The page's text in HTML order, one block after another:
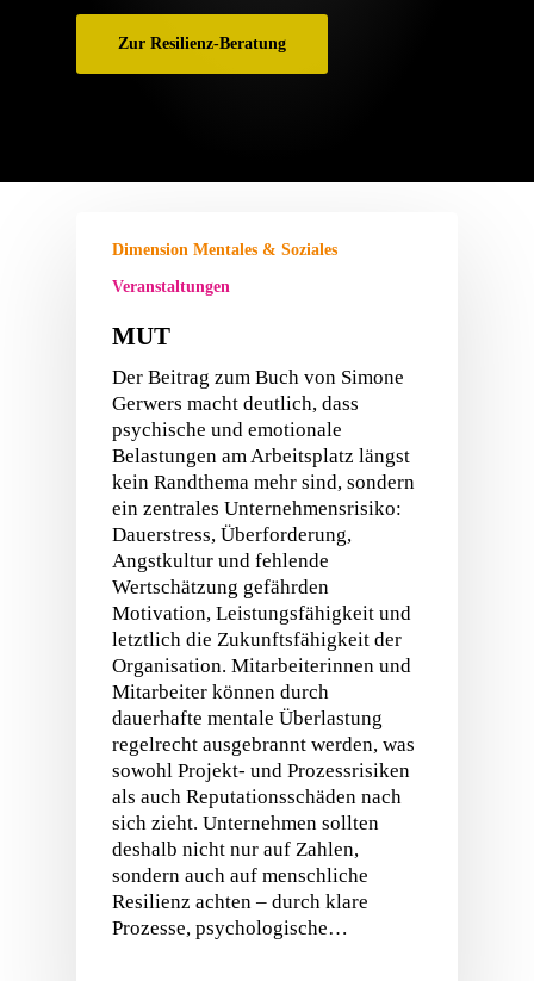
Zur Resilienz-Beratung
Dimension Mentales & Soziales
Veranstaltungen
MUT
Der Beitrag zum Buch von Simone
Gerwers macht deutlich, dass
psychische und emotionale
Belastungen am Arbeitsplatz längst
kein Randthema mehr sind, sondern
ein zentrales Unternehmensrisiko:
Dauerstress, Überforderung,
Angstkultur und fehlende
Wertschätzung gefährden
Motivation, Leistungsfähigkeit und
letztlich die Zukunftsfähigkeit der
Organisation. Mitarbeiterinnen und
Mitarbeiter können durch
dauerhafte mentale Überlastung
regelrecht ausgebrannt werden, was
sowohl Projekt‑ und Prozessrisiken
als auch Reputationsschäden nach
sich zieht. Unternehmen sollten
deshalb nicht nur auf Zahlen,
sondern auch auf menschliche
Resilienz achten – durch klare
Prozesse, psychologische…